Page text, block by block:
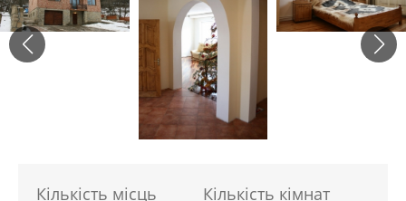
Кількість місць
Кількість кімнат